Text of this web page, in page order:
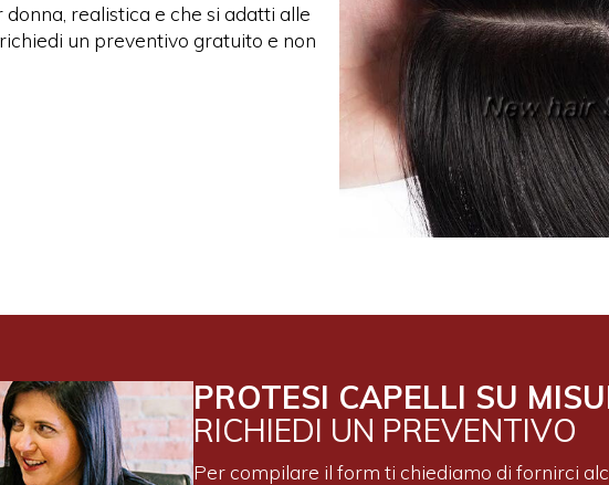
realistica e che si adatti alle
un preventivo gratuito e non
PROTESI CAPELLI SU
RICHIEDI UN PREVENTIVO
Per compilare il form ti chiediamo di fornirci